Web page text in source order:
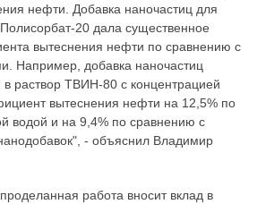
нефти. Добавка наночастиц для
20 дала существенное
вытеснения нефти по сравнению с
Например, добавка наночастиц
раствор ТВИН-80 с концентрацией
вытеснения нефти на 12,5% по
водой и на 9,4% по сравнению с
- объяснил Владимир
работа вносит вклад в